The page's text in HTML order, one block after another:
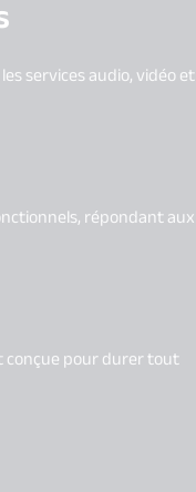
services audio, vidéo et
répondant aux
conçue pour durer tout